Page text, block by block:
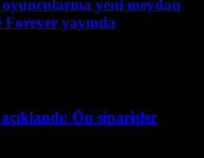
yeni meydan
yayında
Ön siparişler